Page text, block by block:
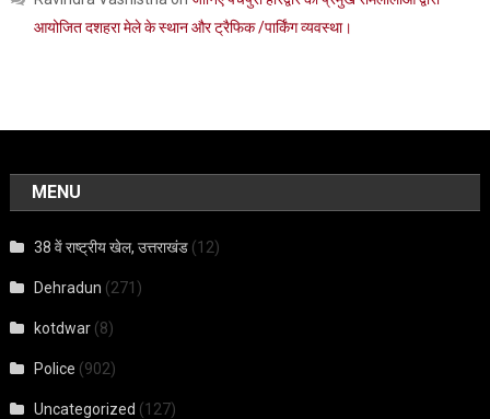
आयोजित दशहरा मेले के स्थान और ट्रैफिक /पार्किंग व्यवस्था।
MENU
38 वें राष्ट्रीय खेल, उत्तराखंड (12)
Dehradun (271)
kotdwar (8)
Police (902)
Uncategorized (127)